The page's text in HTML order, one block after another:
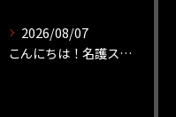
2026/08/07
こんにちは！名護ステーキです！